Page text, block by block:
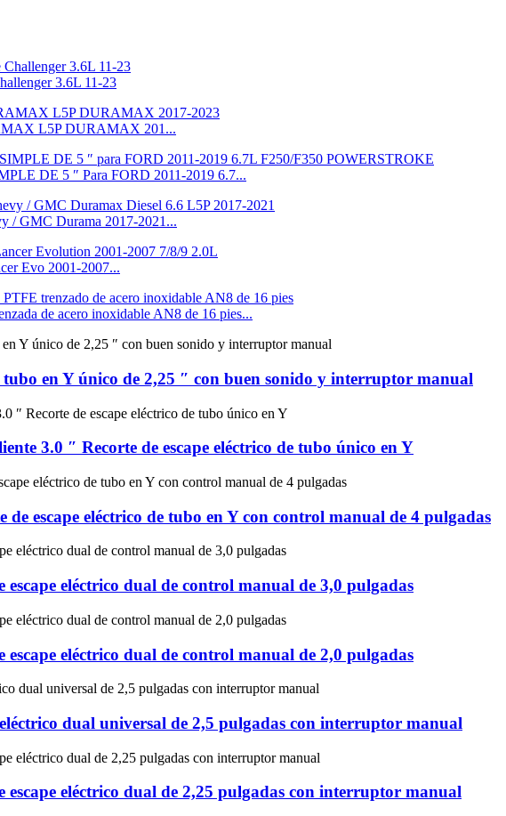
3.6L 11-23
L5P DURAMAX 201...
DE 5 ″ Para FORD 2011-2019 6.7...
/ GMC Durama 2017-2021...
Evo 2001-2007...
de acero inoxidable AN8 de 16 pies...
tubo en Y único de 2,25 ″ con buen sonido y interruptor manual
3.0 ″ Recorte de escape eléctrico de tubo único en Y
escape eléctrico de tubo en Y con control manual de 4 pulgadas
escape eléctrico dual de control manual de 3,0 pulgadas
escape eléctrico dual de control manual de 2,0 pulgadas
dual universal de 2,5 pulgadas con interruptor manual
escape eléctrico dual de 2,25 pulgadas con interruptor manual